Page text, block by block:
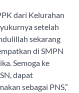
dari Kelurahan
setelah
sekarang
di SMPN
Semoga ke
dapat
sebagai PNS,”